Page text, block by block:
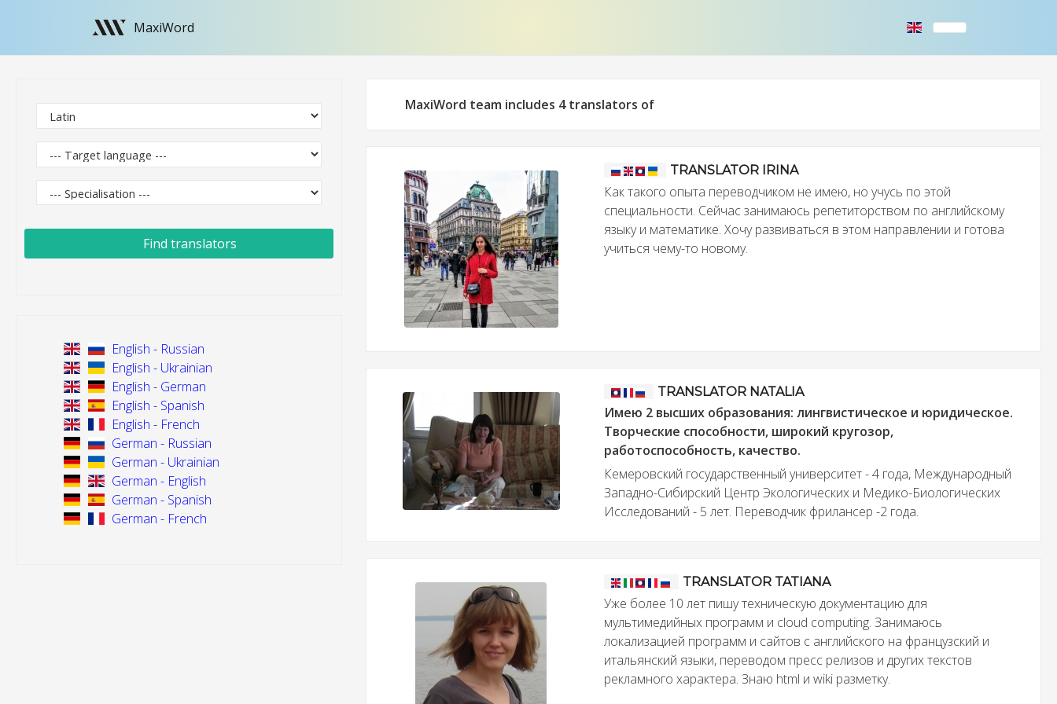
MaxiWord
Find translators
English - Russian
English - Ukrainian
English - German
English - Spanish
English - French
German - Russian
German - Ukrainian
German - English
German - Spanish
German - French
MaxiWord team includes 4 translators of
TRANSLATOR IRINA
Как такого опыта переводчиком не имею, но учусь по этой
специальности. Сейчас занимаюсь репетиторством по английскому
языку и математике. Хочу развиваться в этом направлении и готова
учиться чему-то новому.
TRANSLATOR NATALIA
Имею 2 высших образования: лингвистическое и юридическое.
Творческие способности, широкий кругозор,
работоспособность, качество.
Кемеровский государственный университет - 4 года, Международный
Западно-Сибирский Центр Экологических и Медико-Биологических
Исследований - 5 лет. Переводчик фрилансер -2 года.
TRANSLATOR TATIANA
Уже более 10 лет пишу техническую документацию для
мультимедийных программ и cloud computing. Занимаюсь
локализацией программ и сайтов с английского на французский и
итальянский языки, переводом пресс релизов и других текстов
рекламного характера. Знаю html и wiki разметку.